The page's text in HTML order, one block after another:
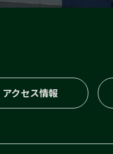
アクセス情報